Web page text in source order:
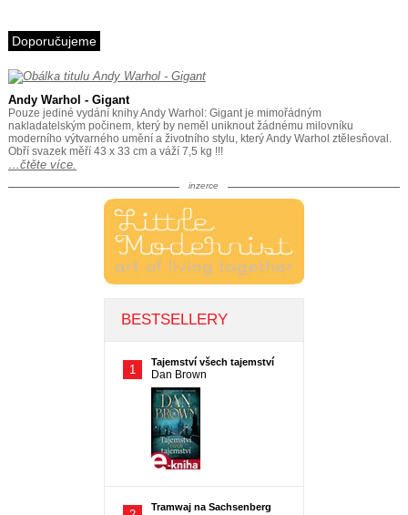
Doporučujeme
Andy Warhol - Gigant
Pouze jediné vydání knihy Andy Warhol: Gigant je mimořádným
nakladatelským počinem, který by neměl uniknout žádnému milovníku
moderního výtvarného umění a životního stylu, který Andy Warhol ztělesňoval.
Obří svazek měří 43 x 33 cm a váží 7,5 kg !!!
…čtěte více.
inzerce